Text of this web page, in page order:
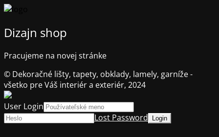
Dizajn shop
Pracujeme na novej stránke
© Dekoračné lišty, tapety, obklady, lamely, garníže -
všetko pre Váš interiér a exteriér, 2024
User Login
Lost Password